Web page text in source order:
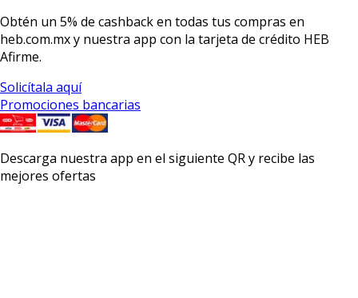
Obtén un 5% de cashbacken todas tus compras en
heb.com.mx y nuestra app con la tarjeta de crédito HEB
Afirme.
Solicítala aquí
Promociones bancarias
Descarga nuestra app en el siguiente QR y recibe las
mejores ofertas